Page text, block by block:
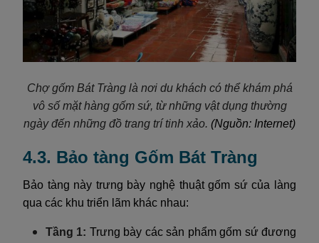
Chợ gốm Bát Tràng là nơi du khách có thể khám phá
vô số mặt hàng gốm sứ, từ những vật dụng thường
ngày đến những đồ trang trí tinh xảo. (Nguồn: Internet)
4.3. Bảo tàng Gốm Bát Tràng
Bảo tàng này trưng bày nghệ thuật gốm sứ của làng
qua các khu triển lãm khác nhau:
Tầng 1: Trưng bày các sản phẩm gốm sứ đương